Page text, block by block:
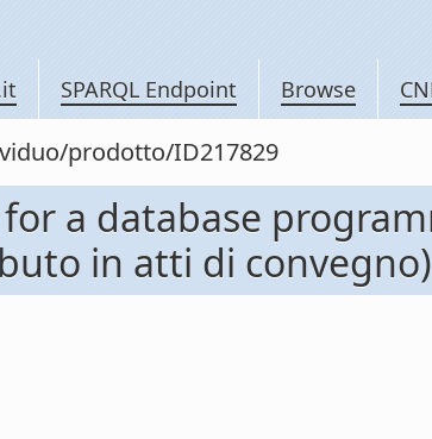
SPARQL Endpoint Browse
prodotto/ID217829
a database
in atti di convegno)